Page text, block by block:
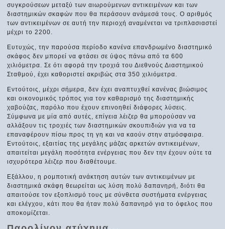
συγκρούσεων μεταξύ των αιωρούμενων αντικειμένων και των
διαστημικών σκαφών που θα περάσουν ανάμεσά τους. Ο αριθμός
των αντικειμένων σε αυτή την περιοχή αναμένεται να τριπλασιαστεί
μέχρι το 2200.
Ευτυχώς, την παρούσα περίοδο κανένα επανδρωμένο διαστημικό
σκάφος δεν μπορεί να φτάσει σε ύψος πάνω από τα 600
χιλιόμετρα. Σε ότι αφορά την τροχιά του Διεθνούς Διαστημικού
Σταθμού, έχει καθοριστεί ακριβώς στα 350 χιλιόμετρα.
Εντούτοις, μέχρι σήμερα, δεν έχει αναπτυχθεί κανένας βιώσιμος
και οικονομικός τρόπος για τον καθαρισμό της διαστημικής
χαβούζας, παρόλο που έχουν επινοηθεί διάφορες λύσεις.
Σύμφωνα με μία από αυτές, επίγεια λέιζερ θα μπορούσαν να
αλλάξουν τις τροχιές των διαστημικών σκουπιδιών για να τα
επαναφέρουν πίσω προς τη γη και να καούν στην ατμόσφαιρα.
Εντούτοις, εξαιτίας της μεγάλης μάζας αρκετών αντικειμένων,
απαιτείται μεγάλη ποσότητα ενέργειας που δεν την έχουν ούτε τα
ισχυρότερα λέιζερ που διαθέτουμε.
Εξάλλου, η ρομποτική ανάκτηση αυτών των αντικειμένων με
διαστημικά σκάφη θεωρείται ως λύση πολύ δαπανηρή, διότι θα
απαιτούσε τον εξοπλισμό τους με σύνθετα συστήματα ενέργειας
και ελέγχου, κάτι που θα ήταν πολύ δαπανηρό για το όφελος που
αποκομίζεται.